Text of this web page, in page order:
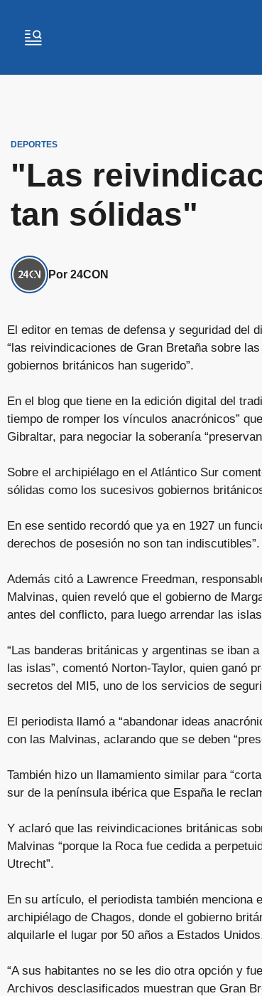
DEPORTES
"Las
tan sólidas"
Por 24CON
El editor en temas de defensa y seguridad del
“las reivindicaciones de Gran Bretaña sobre
gobiernos británicos han sugerido”.
En el blog que tiene en la edición digital del
tiempo de romper los vínculos anacrónicos”
Gibraltar, para negociar la soberanía
Sobre el archipiélago en el Atlántico Sur
sólidas como los sucesivos gobiernos
En ese sentido recordó que ya en 1927 un
derechos de posesión no son tan indiscutibles”.
Además citó a Lawrence Freedman,
Malvinas, quien reveló que el gobierno de
antes del conflicto, para luego arrendar las
“Las banderas británicas y argentinas se iban
las islas”, comentó Norton-Taylor, quien ganó
secretos del MI5, uno de los servicios de
El periodista llamó a “abandonar ideas
con las Malvinas, aclarando que se deben
También hizo un llamamiento similar para
sur de la península ibérica que España le
Y aclaró que las reivindicaciones británicas
Malvinas “porque la Roca fue cedida a
Utrecht”.
En su artículo, el periodista también menciona
archipiélago de Chagos, donde el gobierno
alquilarle el lugar por 50 años a Estados
“A sus habitantes no se les dio otra opción y
Archivos desclasificados muestran que Gran